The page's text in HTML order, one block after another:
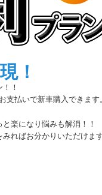
！
！
支払いで新車購入できます
楽になり悩みも解消！！
ればお分かりいただけま